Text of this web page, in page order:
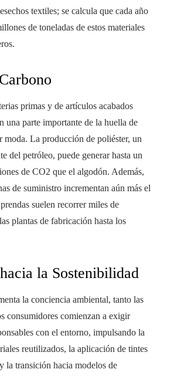
textiles; se calcula que cada año
de toneladas de estos materiales
primas y de artículos acabados
una parte importante de la huella de
moda. La producción de poliéster, un
del petróleo, puede generar hasta un
de CO2 que el algodón. Además,
de suministro incrementan aún más el
suelen recorrer miles de
plantas de fabricación hasta los
la Sostenibilidad
la conciencia ambiental, tanto las
consumidores comienzan a exigir
con el entorno, impulsando la
reutilizados, la aplicación de tintes
la transición hacia modelos de